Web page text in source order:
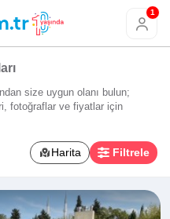
1
size uygun olanı bulun;
fotoğraflar ve fiyatlar için
Harita Filtrele